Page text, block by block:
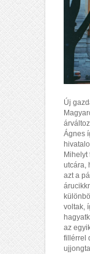
Új
Ágnes
utcára,
azt a
voltak,
az
fillérrel